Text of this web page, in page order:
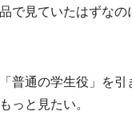
で見ていたはずなの
通の学生役」を引
っと見たい。